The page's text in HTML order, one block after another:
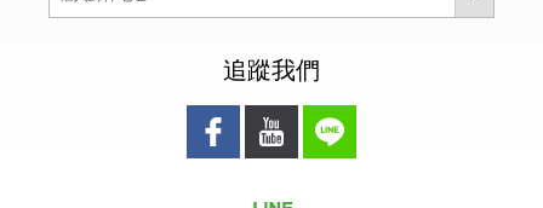
追蹤我們